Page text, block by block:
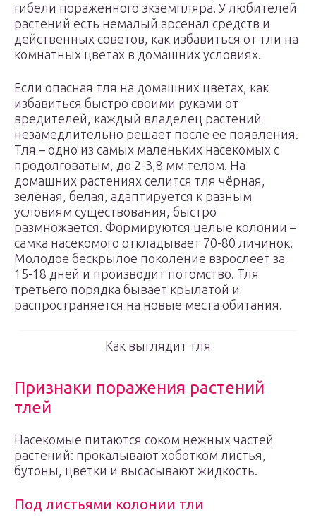
гибели пораженного экземпляра. У любителей
растений есть немалый арсенал средств и
действенных советов, как избавиться от тли на
комнатных цветах в домашних условиях.
Если опасная тля на домашних цветах, как
избавиться быстро своими руками от
вредителей, каждый владелец растений
незамедлительно решает после ее появления.
Тля – одно из самых маленьких насекомых с
продолговатым, до 2-3,8 мм телом. На
домашних растениях селится тля чёрная,
зелёная, белая, адаптируется к разным
условиям существования, быстро
размножается. Формируются целые колонии –
самка насекомого откладывает 70-80 личинок.
Молодое бескрылое поколение взрослеет за
15-18 дней и производит потомство. Тля
третьего порядка бывает крылатой и
распространяется на новые места обитания.
Как выглядит тля
Признаки поражения растений
тлей
Насекомые питаются соком нежных частей
растений: прокалывают хоботком листья,
бутоны, цветки и высасывают жидкость.
Под листьями колонии тли